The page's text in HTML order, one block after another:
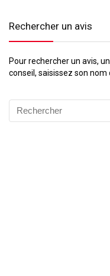
Rechercher un avis
Pour rechercher un avis,
conseil, saisissez son